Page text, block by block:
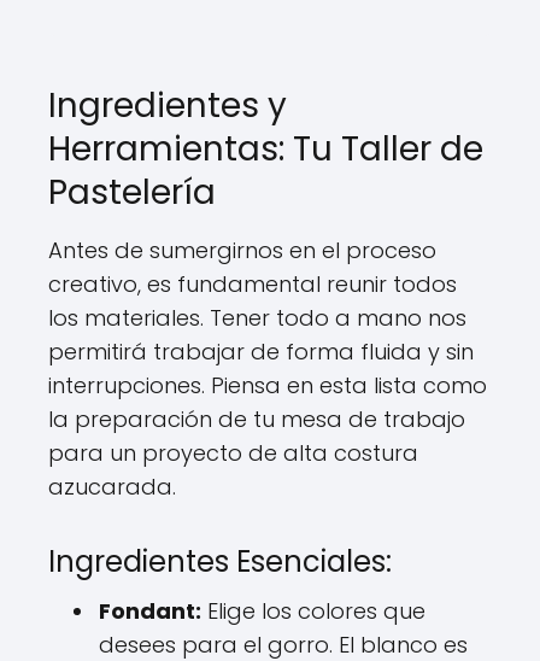
Ingredientes y
Herramientas: Tu Taller de
Pastelería
Antes de sumergirnos en el proceso
creativo, es fundamental reunir todos
los materiales. Tener todo a mano nos
permitirá trabajar de forma fluida y sin
interrupciones. Piensa en esta lista como
la preparación de tu mesa de trabajo
para un proyecto de alta costura
azucarada.
Ingredientes Esenciales:
Fondant: Elige los colores que
desees para el gorro. El blanco es